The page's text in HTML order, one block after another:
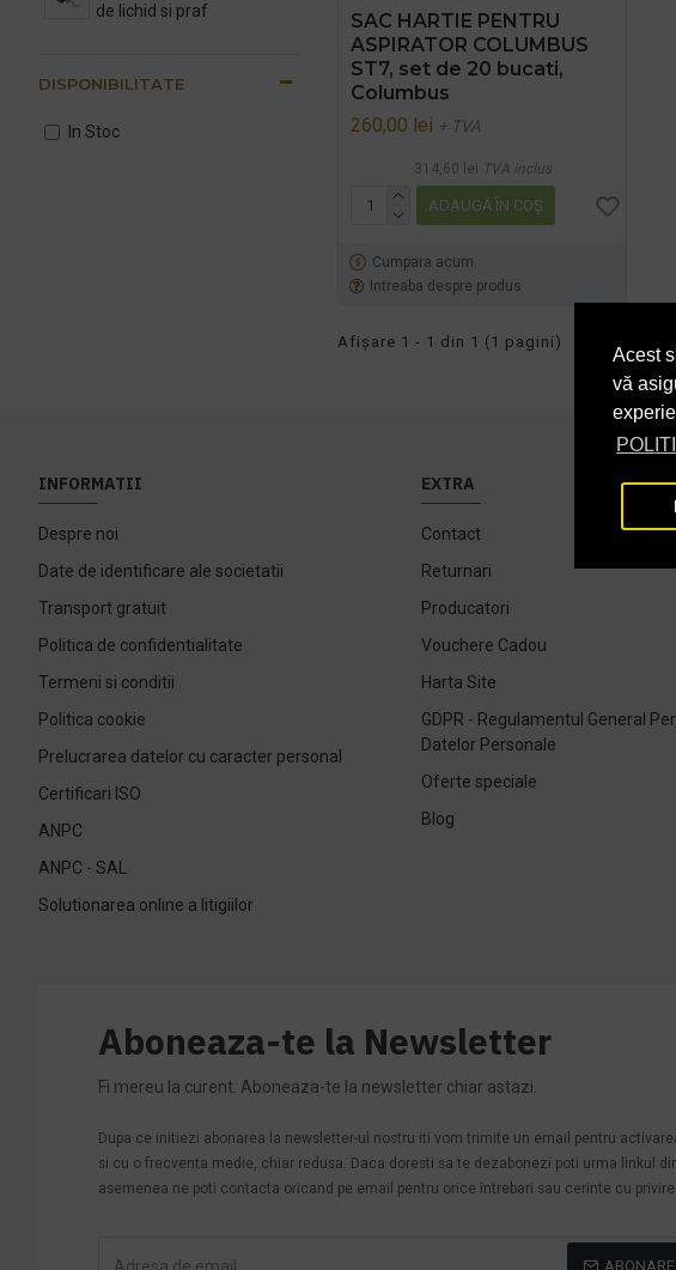
Acest
vă
de lichid si praf
DISPONIBILITATE
In Stoc
SAC HARTIE PENTRU
ASPIRATOR COLUMBUS
ST7, set de 20 bucati,
Columbus
260,00 lei + TVA
314,60 lei TVA inclus
ADAUGĂ ÎN COŞ
Cumpara acum
Intreaba despre produs
Afişare 1 - 1 din 1 (1 pagini)
INFORMATII
Despre noi
Date de identificare ale societatii
Transport gratuit
Politica de confidentialitate
Termeni si conditii
Politica cookie
Prelucrarea datelor cu caracter personal
Certificari ISO
ANPC
ANPC - SAL
Solutionarea online a litigiilor
EXTRA
Contact
Returnari
Producatori
Vouchere Cadou
Harta Site
GDPR - Regulamentul General
Datelor Personale
Oferte speciale
Blog
Aboneaza-te la Newsletter
Fi mereu la curent. Aboneaza-te la newsletter chiar astazi.
Dupa ce initiezi abonarea la newsletter-ul nostru iti vom trimite un email pentru
si cu o frecventa medie, chiar redusa. Daca doresti sa te dezabonezi poti urma linkul
asemenea ne poti contacta oricand pe email pentru orice intrebari sau cerinte cu
ABONARE